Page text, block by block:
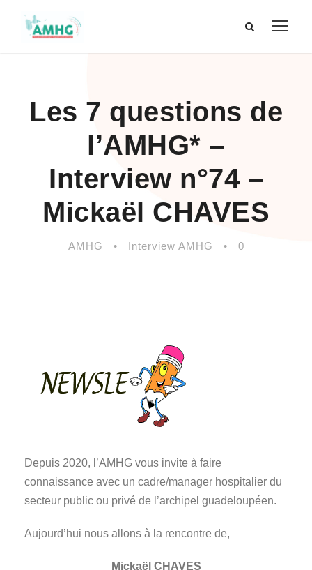
Les 7 questions de
l’AMHG* –
Interview n°74 –
Mickaël CHAVES
AMHG • Interview AMHG • 0
Depuis 2020, l’AMHG vous invite à faire
connaissance avec un cadre/manager hospitalier du
secteur public ou privé de l’archipel guadeloupéen.
Aujourd’hui nous allons à la rencontre de,
Mickaël CHAVES